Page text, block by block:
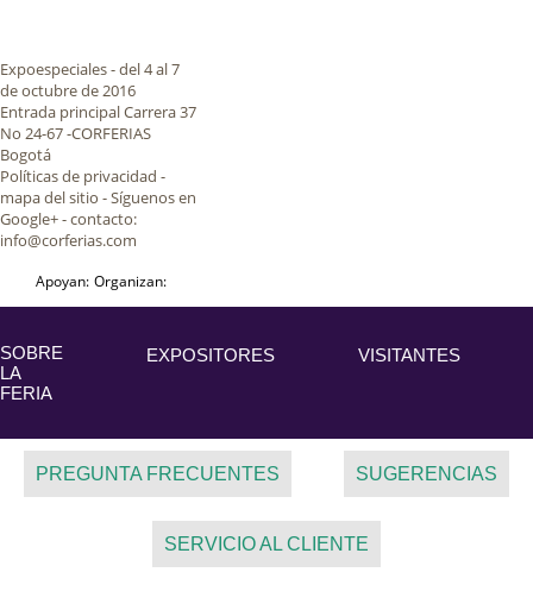
Expoespeciales - del 4 al 7
de octubre de 2016
Entrada principal Carrera 37
No 24-67 -CORFERIAS
Bogotá
Políticas de privacidad -
mapa del sitio - Síguenos en
Google+ - contacto:
info@corferias.com
Apoyan: Organizan:
SOBRE
LA
FERIA
EXPOSITORES VISITANTES
PREGUNTA FRECUENTES SUGERENCIAS
SERVICIO AL CLIENTE